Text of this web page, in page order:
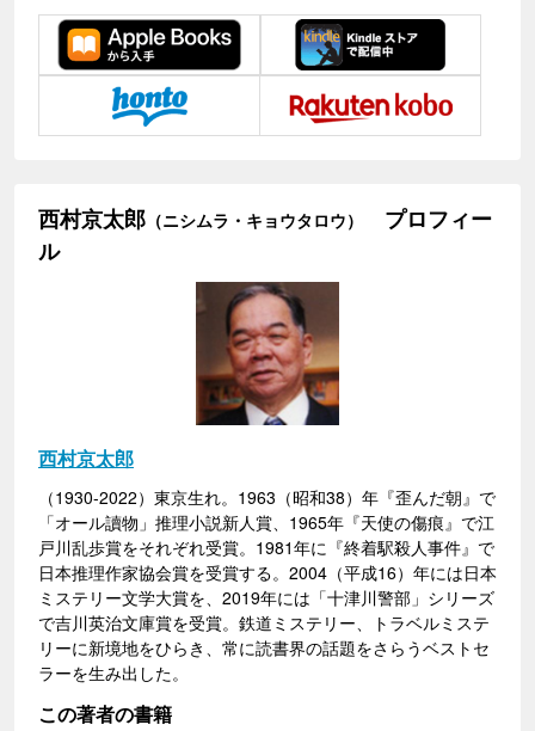
西村京太郎 （ニシムラ・キョウタロウ）
プロフィー
ル
西村京太郎
（1930-2022）東京生れ。1963（昭和38）年『歪んだ朝』で
「オール讀物」推理小説新人賞、1965年『天使の傷痕』で江
戸川乱歩賞をそれぞれ受賞。1981年に『終着駅殺人事件』で
日本推理作家協会賞を受賞する。2004（平成16）年には日本
ミステリー文学大賞を、2019年には「十津川警部」シリーズ
で吉川英治文庫賞を受賞。鉄道ミステリー、トラベルミステ
リーに新境地をひらき、常に読書界の話題をさらうベストセ
ラーを生み出した。
この著者の書籍